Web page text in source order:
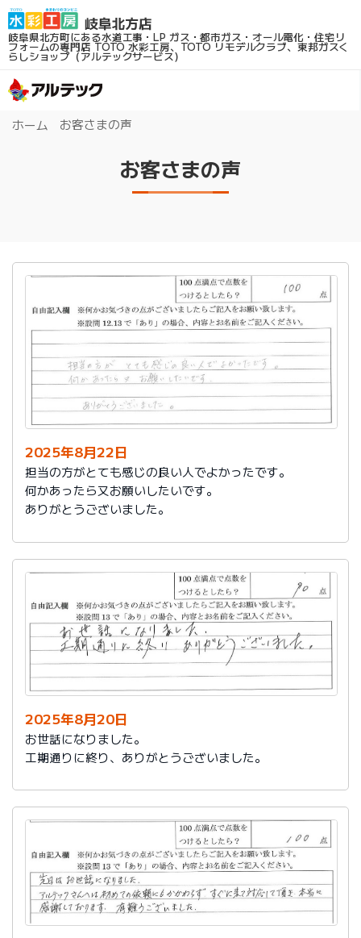
岐阜県北方町にある水道工事・LP ガス・都市ガス・オール電化・住宅リ
フォームの専門店TOTO 水彩工房、TOTO リモデルクラブ、東邦ガスく
らしショップ（アルテックサービス）
ホーム お客さまの声
お客さまの声
2025年8月22日
担当の方がとても感じの良い人でよかったです。
何かあったら又お願いしたいです。
ありがとうございました。
2025年8月20日
お世話になりました。
工期通りに終り、ありがとうございました。